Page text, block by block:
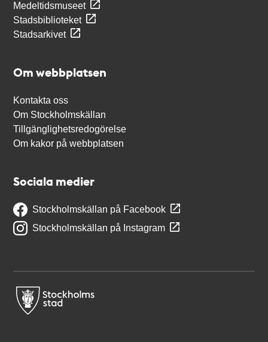
Medeltidsmuseet
Stadsbiblioteket
Stadsarkivet
Om webbplatsen
Kontakta oss
Om Stockholmskällan
Tillgänglighetsredogörelse
Om kakor på webbplatsen
Sociala medier
Stockholmskällan på Facebook
Stockholmskällan på Instagram